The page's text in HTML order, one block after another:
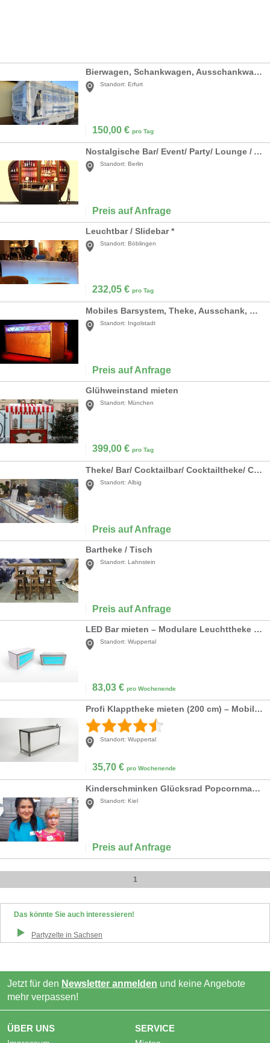
Bierwagen, Schankwagen, Ausschankwagen mit Kühlzelle MIETEN
Standort: Erfurt
150,00 € pro Tag
Nostalgische Bar/ Event/ Party/ Lounge / Ambiente
Standort: Berlin
Preis auf Anfrage
Leuchtbar / Slidebar *
Standort: Böblingen
232,05 € pro Tag
Mobiles Barsystem, Theke, Ausschank, Bar
Standort: Ingolstadt
Preis auf Anfrage
Glühweinstand mieten
Standort: München
399,00 € pro Tag
Theke/ Bar/ Cocktailbar/ Cocktailtheke/ Cocktail/ Gastronomie/ Event/ Messe/ Party
Standort: Albig
Preis auf Anfrage
Bartheke / Tisch
Standort: Lahnstein
Preis auf Anfrage
LED Bar mieten – Modulare Leuchttheke mit Farbwechsel & Fernbedienung
Standort: Wuppertal
83,03 € pro Wochenende
Profi Klapptheke mieten (200 cm) – Mobile Naßtheke aus Edelstahl für Events
Standort: Wuppertal
35,70 € pro Wochenende
Kinderschminken Glücksrad Popcornmaschine Hüpfburgen Kinderanimation aus Kiel
Standort: Kiel
Preis auf Anfrage
1
Das könnte Sie auch interessieren!
Partyzelte in Sachsen
Jetzt für den Newsletter anmelden und keine Angebote
mehr verpassen!
ÜBER UNS SERVICE